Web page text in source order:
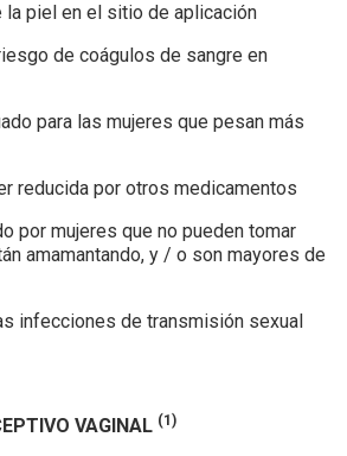
piel en el sitio de aplicación
de coágulos de sangre en
para las mujeres que pesan más
reducida por otros medicamentos
por mujeres que no pueden tomar
amamantando, y / o son mayores de
infecciones de transmisión sexual
VAGINAL (1)